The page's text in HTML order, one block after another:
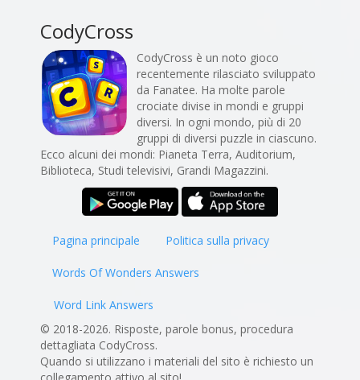
CodyCross
CodyCross è un noto gioco
recentemente rilasciato sviluppato
da Fanatee. Ha molte parole
crociate divise in mondi e gruppi
diversi. In ogni mondo, più di 20
gruppi di diversi puzzle in ciascuno.
Ecco alcuni dei mondi: Pianeta Terra, Auditorium,
Biblioteca, Studi televisivi, Grandi Magazzini.
Pagina principale Politica sulla privacy
Words Of Wonders Answers
Word Link Answers
© 2018-2026. Risposte, parole bonus, procedura
dettagliata CodyCross.
Quando si utilizzano i materiali del sito è richiesto un